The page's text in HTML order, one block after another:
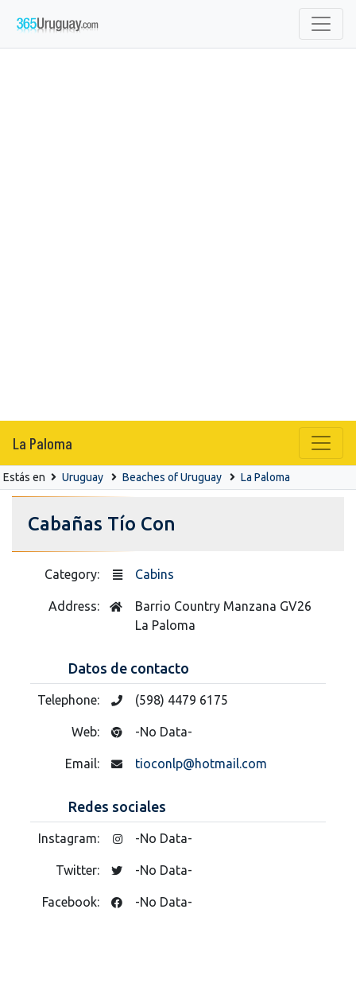
La Paloma
Estás en Uruguay Beaches of Uruguay La Paloma
Cabañas Tío Con
Category: Cabins
Address:
Barrio Country Manzana GV26
La Paloma
Datos de contacto
Telephone: (598) 4479 6175
Web: -No Data-
Email: tioconlp@hotmail.com
Redes sociales
Instagram: -No Data-
Twitter: -No Data-
Facebook: -No Data-